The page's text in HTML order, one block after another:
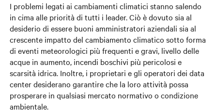
I problemi legati ai cambiamenti climatici stanno salendo
in cima alle priorità di tutti i leader. Ciò è dovuto sia al
desiderio di essere buoni amministratori aziendali sia al
crescente impatto del cambiamento climatico sotto forma
di eventi meteorologici più frequenti e gravi, livello delle
acque in aumento, incendi boschivi più pericolosi e
scarsità idrica. Inoltre, i proprietari e gli operatori dei data
center desiderano garantire che la loro attività possa
prosperare in qualsiasi mercato normativo o condizione
ambientale.